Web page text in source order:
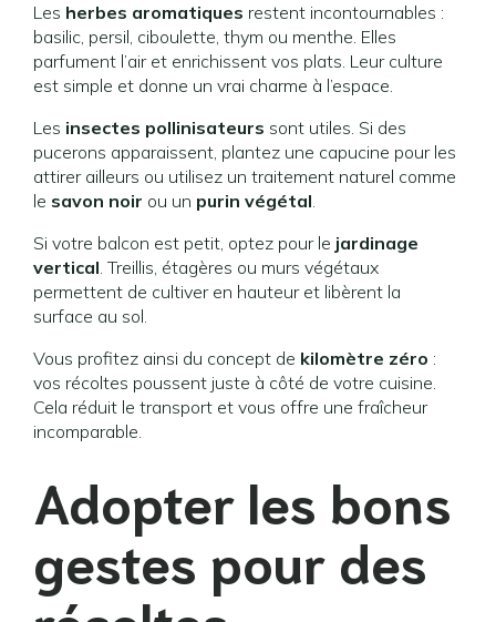
Les herbes aromatiques restent incontournables :
basilic, persil, ciboulette, thym ou menthe. Elles
parfument l’air et enrichissent vos plats. Leur culture
est simple et donne un vrai charme à l’espace.
Les insectes pollinisateurs sont utiles. Si des
pucerons apparaissent, plantez une capucine pour les
attirer ailleurs ou utilisez un traitement naturel comme
le savon noir ou un purin végétal.
Si votre balcon est petit, optez pour le jardinage
vertical. Treillis, étagères ou murs végétaux
permettent de cultiver en hauteur et libèrent la
surface au sol.
Vous profitez ainsi du concept de kilomètre zéro :
vos récoltes poussent juste à côté de votre cuisine.
Cela réduit le transport et vous offre une fraîcheur
incomparable.
Adopter les bons
gestes pour des